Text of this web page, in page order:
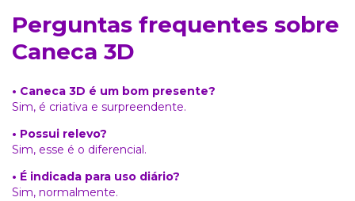
Perguntas frequentes sobre
Caneca 3D
• Caneca 3D é um bom presente?
Sim, é criativa e surpreendente.
• Possui relevo?
Sim, esse é o diferencial.
• É indicada para uso diário?
Sim, normalmente.